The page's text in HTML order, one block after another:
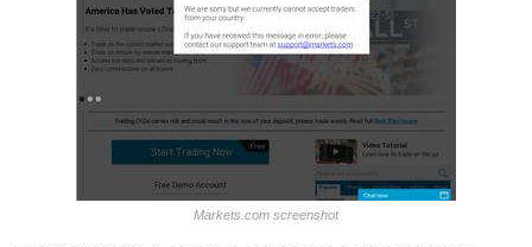
Markets.com screenshot